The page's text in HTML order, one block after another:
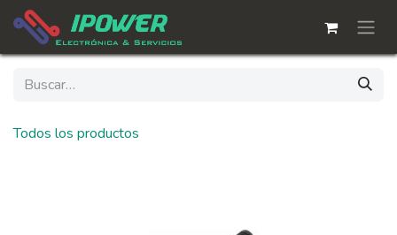
Ir al contenido
Todos los productos